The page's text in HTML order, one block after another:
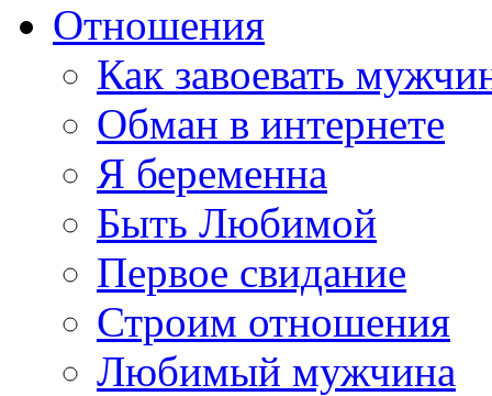
Отношения
Как завоевать
Обман в интернете
Я беременна
Быть Любимой
Первое свидание
Строим отношения
Любимый мужчина